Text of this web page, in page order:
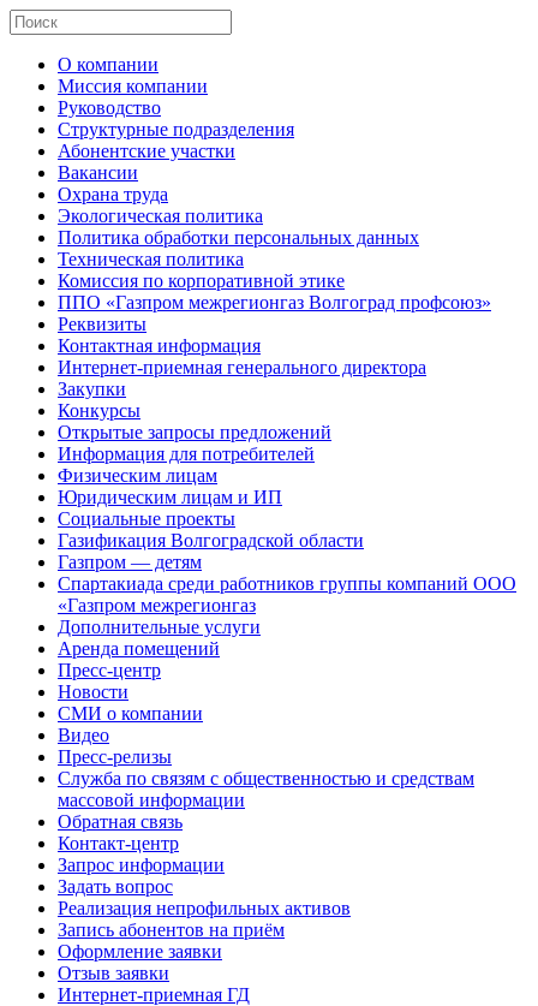
О компании
Миссия компании
Руководство
Структурные подразделения
Абонентские участки
Вакансии
Охрана труда
Экологическая политика
Политика обработки персональных данных
Техническая политика
Комиссия по корпоративной этике
ППО «Газпром межрегионгаз Волгоград профсоюз»
Реквизиты
Контактная информация
Интернет-приемная генерального директора
Закупки
Конкурсы
Открытые запросы предложений
Информация для потребителей
Физическим лицам
Юридическим лицам и ИП
Социальные проекты
Газификация Волгоградской области
Газпром — детям
Спартакиада среди работников группы компаний ООО
«Газпром межрегионгаз
Дополнительные услуги
Аренда помещений
Пресс-центр
Новости
СМИ о компании
Видео
Пресс-релизы
Служба по связям с общественностью и средствам
массовой информации
Обратная связь
Контакт-центр
Запрос информации
Задать вопрос
Реализация непрофильных активов
Запись абонентов на приём
Оформление заявки
Отзыв заявки
Интернет-приемная ГД